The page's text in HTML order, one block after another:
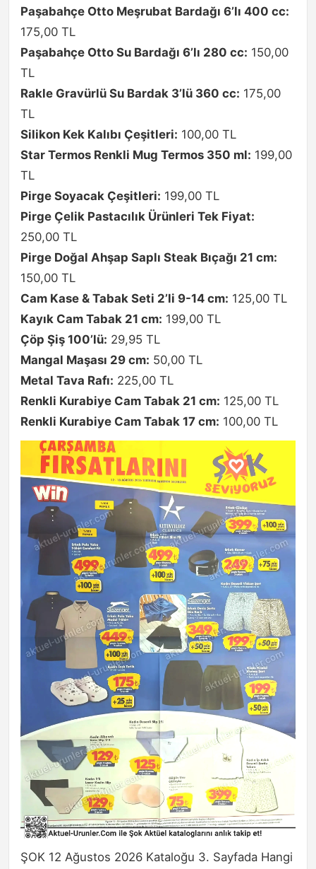
Paşabahçe Otto Meşrubat Bardağı 6’lı 400 cc:
175,00 TL
Paşabahçe Otto Su Bardağı 6’lı 280 cc: 150,00
TL
Rakle Gravürlü Su Bardak 3’lü 360 cc: 175,00
TL
Silikon Kek Kalıbı Çeşitleri: 100,00 TL
Star Termos Renkli Mug Termos 350 ml: 199,00
TL
Pirge Soyacak Çeşitleri: 199,00 TL
Pirge Çelik Pastacılık Ürünleri Tek Fiyat:
250,00 TL
Pirge Doğal Ahşap Saplı Steak Bıçağı 21 cm:
150,00 TL
Cam Kase & Tabak Seti 2’li 9-14 cm: 125,00 TL
Kayık Cam Tabak 21 cm: 199,00 TL
Çöp Şiş 100’lü: 29,95 TL
Mangal Maşası 29 cm: 50,00 TL
Metal Tava Rafı: 225,00 TL
Renkli Kurabiye Cam Tabak 21 cm: 125,00 TL
Renkli Kurabiye Cam Tabak 17 cm: 100,00 TL
ŞOK 12 Ağustos 2026 Kataloğu 3. Sayfada Hangi